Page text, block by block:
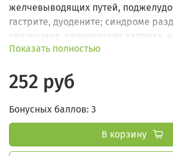
желчевыводящих путей,
гастрите, дуодените; синдроме
кишечника, хронических запорах,
хронический холецистит и
Показать полностью
252 руб
Бонусных баллов: 3
В корзину